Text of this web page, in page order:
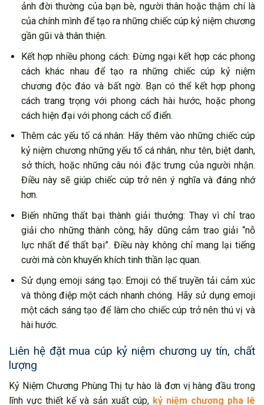
ảnh đời thường của bạn bè, người thân hoặc thậm chí là
của chính mình để tạo ra những chiếc cúp kỷ niệm chương
gần gũi và thân thiện.
Kết hợp nhiều phong cách: Đừng ngại kết hợp các phong
cách khác nhau để tạo ra những chiếc cúp kỷ niệm
chương độc đáo và bất ngờ. Bạn có thể kết hợp phong
cách trang trọng với phong cách hài hước, hoặc phong
cách hiện đại với phong cách cổ điển.
Thêm các yếu tố cá nhân: Hãy thêm vào những chiếc cúp
kỷ niệm chương những yếu tố cá nhân, như tên, biệt danh,
sở thích, hoặc những câu nói đặc trưng của người nhận.
Điều này sẽ giúp chiếc cúp trở nên ý nghĩa và đáng nhớ
hơn.
Biến những thất bại thành giải thưởng: Thay vì chỉ trao
giải cho những thành công, hãy dũng cảm trao giải “nỗ
lực nhất để thất bại”. Điều này không chỉ mang lại tiếng
cười mà còn khuyến khích tinh thần lạc quan.
Sử dụng emoji sáng tạo: Emoji có thể truyền tải cảm xúc
và thông điệp một cách nhanh chóng. Hãy sử dụng emoji
một cách sáng tạo để làm cho chiếc cúp trở nên thú vị và
hài hước.
Liên hệ đặt mua cúp kỷ niệm chương uy tín, chất
lượng
Kỷ Niệm Chương Phùng Thị tự hào là đơn vị hàng đầu trong
lĩnh vực thiết kế và sản xuất cúp, kỷ niệm chương pha lê